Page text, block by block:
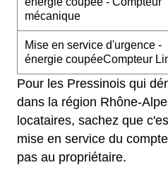
mécanique
Mise en service d'urgence -
énergie coupéeCompteur
Pour les Pressinois qui
dans la région Rhône-
locataires, sachez que
mise en service du
pas au propriétaire.